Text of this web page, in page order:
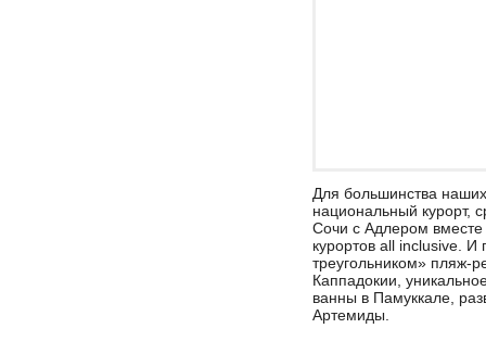
Для большинства
национальный курорт,
Сочи с Адлером
курортов all inclusive. И
треугольником» пляж-
Каппадокии,
ванны в Памуккале,
Артемиды.